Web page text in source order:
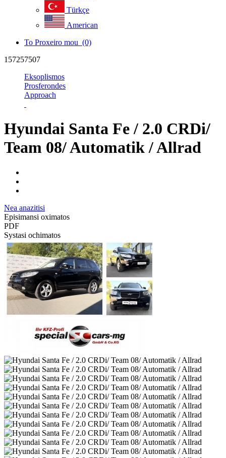
Türkçe
American
To Proxeiro mou (0)
157257507
Eksoplismos
Prosferondes
Approach
Hyundai Santa Fe / 2.0 CRDi/
Team 08/ Automatik / Allrad
Nea anazitisi
Episimansi oximatos
PDF
Systasi ochimatos